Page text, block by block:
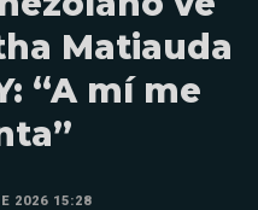
Matiauda
“A mí me
2026 15:28